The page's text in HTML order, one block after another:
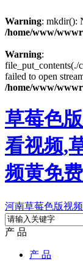
Warning: mkdir():
/home/www/
Warning:
file_put_contents(./
failed to open
/home/www/
草莓色
看视频,
频黄免
河南草莓色版视
产 品
产 品